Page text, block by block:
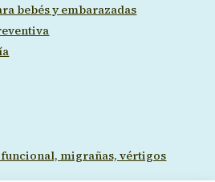
bebés y embarazadas
migrañas, vértigos